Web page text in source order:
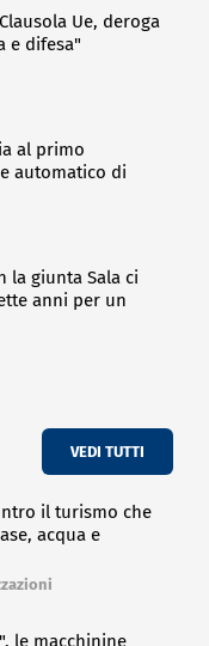
Ue, deroga
e difesa"
al primo
automatico di
la giunta Sala ci
anni per un
VEDI TUTTI
il turismo che
acqua e
le macchinine